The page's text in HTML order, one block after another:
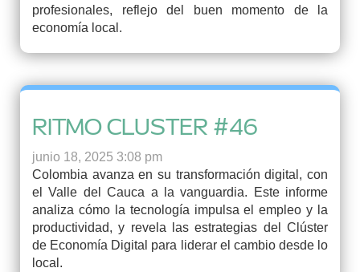
profesionales, reflejo del buen momento de la
economía local.
RITMO CLUSTER #46
junio 18, 2025 3:08 pm
Colombia avanza en su transformación digital, con
el Valle del Cauca a la vanguardia. Este informe
analiza cómo la tecnología impulsa el empleo y la
productividad, y revela las estrategias del Clúster
de Economía Digital para liderar el cambio desde lo
local.